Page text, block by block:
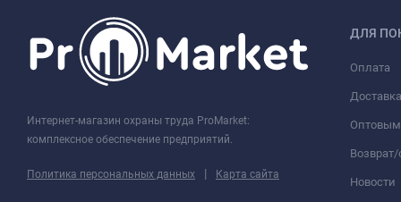
Интернет-магазин охраны труда ProMarket:
комплексное обеспечение предприятий.
Политика персональных данных | Карта сайта
ДЛЯ
Оплата
Доставка
Новости